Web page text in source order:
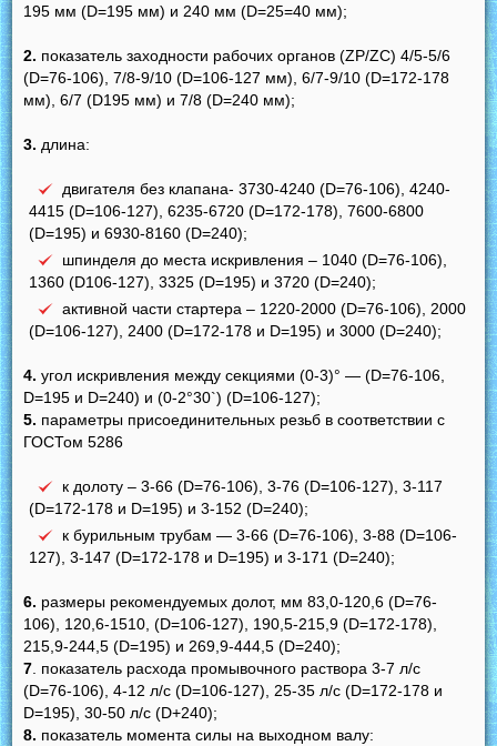
195 мм (D=195 мм) и 240 мм (D=25=40 мм);
2. показатель заходности рабочих органов (ZP/ZC) 4/5-5/6
(D=76-106), 7/8-9/10 (D=106-127 мм), 6/7-9/10 (D=172-178
мм), 6/7 (D195 мм) и 7/8 (D=240 мм);
3. длина:
двигателя без клапана- 3730-4240 (D=76-106), 4240-
4415 (D=106-127), 6235-6720 (D=172-178), 7600-6800
(D=195) и 6930-8160 (D=240);
шпинделя до места искривления – 1040 (D=76-106),
1360 (D106-127), 3325 (D=195) и 3720 (D=240);
активной части стартера – 1220-2000 (D=76-106), 2000
(D=106-127), 2400 (D=172-178 и D=195) и 3000 (D=240);
4. угол искривления между секциями (0-3)° — (D=76-106,
D=195 и D=240) и (0-2°30`) (D=106-127);
5. параметры присоединительных резьб в соответствии с
ГОСТом 5286
к долоту – 3-66 (D=76-106), 3-76 (D=106-127), 3-117
(D=172-178 и D=195) и 3-152 (D=240);
к бурильным трубам — 3-66 (D=76-106), 3-88 (D=106-
127), 3-147 (D=172-178 и D=195) и 3-171 (D=240);
6. размеры рекомендуемых долот, мм 83,0-120,6 (D=76-
106), 120,6-1510, (D=106-127), 190,5-215,9 (D=172-178),
215,9-244,5 (D=195) и 269,9-444,5 (D=240);
7 . показатель расхода промывочного раствора 3-7 л/с
(D=76-106), 4-12 л/с (D=106-127), 25-35 л/с (D=172-178 и
D=195), 30-50 л/с (D+240);
8. показатель момента силы на выходном валу: